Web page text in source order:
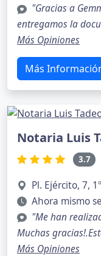
"Gracias a
entregamos la
Más Opiniones
Más
Notaria Luis
3.7
Pl. Ejército, 7,
Ahora mismo
"Me han
Muchas
Más Opiniones